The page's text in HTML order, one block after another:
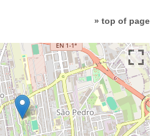
» top of page